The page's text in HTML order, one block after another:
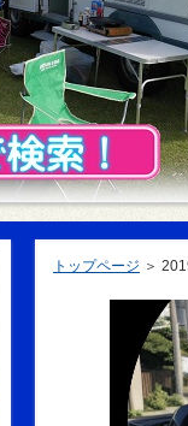
トップページ ＞